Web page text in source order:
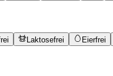
Laktosefrei Eierfrei